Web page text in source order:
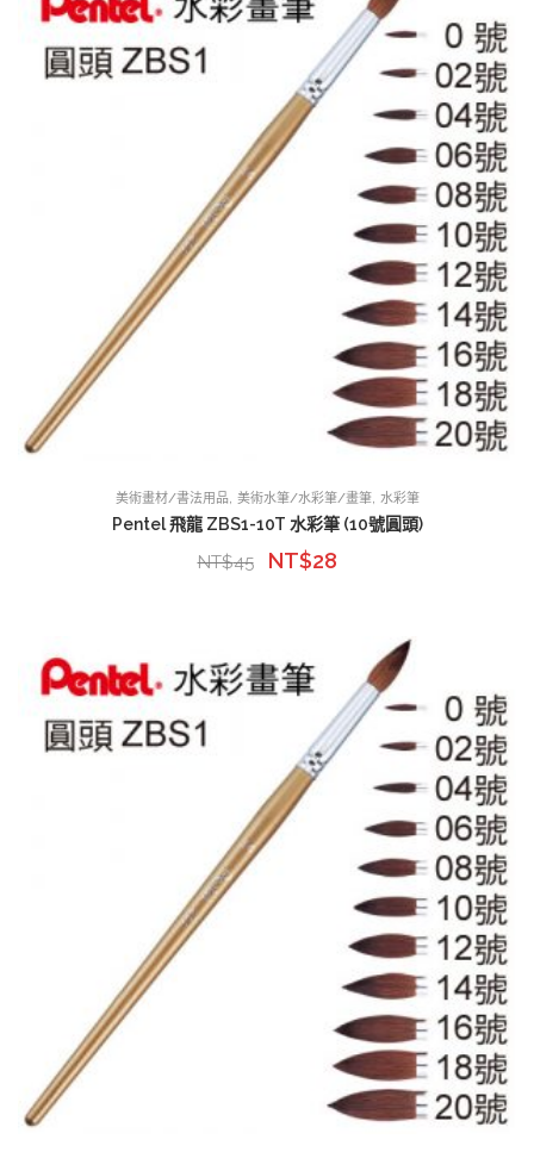
美術畫材/書法用品 美術水筆/水彩筆/畫筆, 水彩筆
Pentel 飛龍 ZBS1-10T 水彩筆 (10號圓頭)
NT$45 NT$28